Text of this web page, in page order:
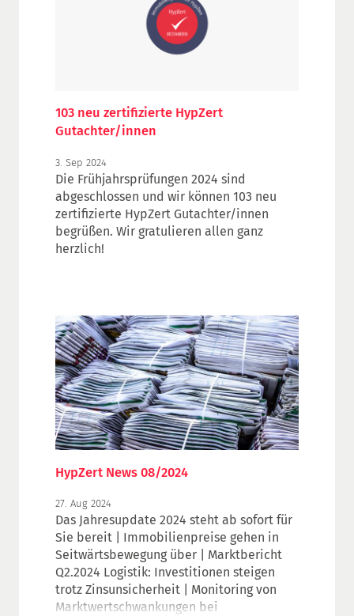
die einzelnen Stufen einer
Immobilienbesichtigung. In einem
realistischen, virtuellen Setting lernen die
entscheidend sind.
103 neu zertifizierte HypZert
Gutachter/innen
3. Sep 2024
Die Frühjahrsprüfungen 2024 sind
abgeschlossen und wir können 103 neu
zertifizierte HypZert Gutachter/innen
begrüßen. Wir gratulieren allen ganz
herzlich!
HypZert News 08/2024
27. Aug 2024
Das Jahresupdate 2024 steht ab sofort für
Sie bereit | Immobilienpreise gehen in
Seitwärtsbewegung über | Marktbericht
Q2.2024 Logistik: Investitionen steigen
trotz Zinsunsicherheit | Monitoring von
Marktwertschwankungen bei